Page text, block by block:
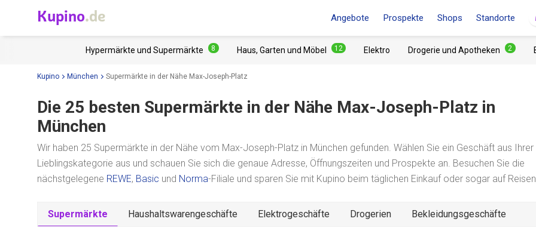
Kupino.de Angebote Prospekte Shops Standorte
Hypermärkte und Supermärkte 8 Haus, Garten und Möbel 12 Elektro Drogerie und Apotheken 2
Kupino München Supermärkte in der Nähe Max-Joseph-Platz
Die 25 besten Supermärkte in der Nähe Max-Joseph-Platz in
München
Wir haben 25 Supermärkte in der Nähe vom Max-Joseph-Platz in München gefunden. Wählen Sie ein Geschäft aus Ihrer
Lieblingskategorie aus und schauen Sie sich die genaue Adresse, Öffnungszeiten und Prospekte an. Besuchen Sie die
nächstgelegene REWE, Basic und Norma-Filiale und sparen Sie mit Kupino beim täglichen Einkauf oder sogar auf
Supermärkte Haushaltswarengeschäfte Elektrogeschäfte Drogerien Bekleidungsgeschäfte